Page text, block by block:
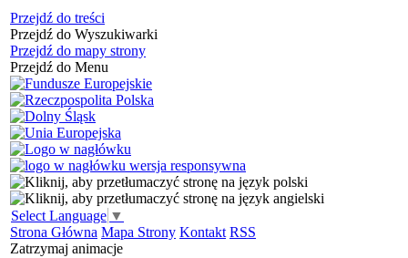
Przejdź do treści
Przejdź do Wyszukiwarki
Przejdź do mapy strony
Przejdź do Menu
Select Language ▼
Strona Główna Mapa Strony Kontakt RSS
Zatrzymaj animacje